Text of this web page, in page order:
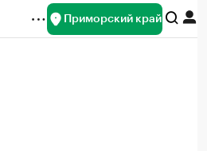
Приморский край